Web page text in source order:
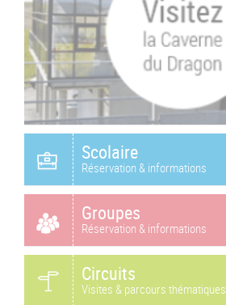
Scolaire
Réservation & informations
Groupes
Réservation & informations
Circuits
Visites & parcours thématiques